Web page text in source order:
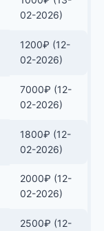
02-2026)
1200₽ (12-
02-2026)
7000₽ (12-
02-2026)
1800₽ (12-
02-2026)
2000₽ (12-
02-2026)
2500₽ (12-